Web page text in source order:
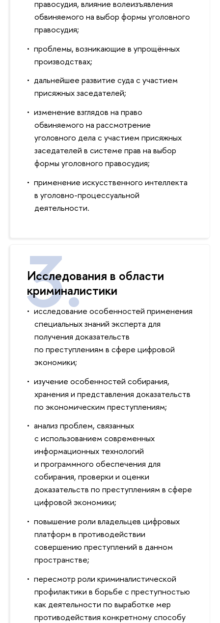
правосудия, влияние волеизъявления
обвиняемого на выбор формы уголовного
правосудия;
проблемы, возникающие в упрощённых
производствах;
дальнейшее развитие суда с участием
присяжных заседателей;
изменение взглядов на право
обвиняемого на рассмотрение
уголовного дела с участием присяжных
заседателей в системе прав на выбор
формы уголовного правосудия;
применение искусственного интеллекта
в уголовно-процессуальной
деятельности.
Исследования в области
криминалистики
исследование особенностей применения
специальных знаний эксперта для
получения доказательств
по преступлениям в сфере цифровой
экономики;
изучение особенностей собирания,
хранения и представления доказательств
по экономическим преступлениям;
анализ проблем, связанных
с использованием современных
информационных технологий
и программного обеспечения для
собирания, проверки и оценки
доказательств по преступлениям в сфере
цифровой экономики;
повышение роли владельцев цифровых
платформ в противодействии
совершению преступлений в данном
пространстве;
пересмотр роли криминалистической
профилактики в борьбе с преступностью
как деятельности по выработке мер
противодействия конкретному способу